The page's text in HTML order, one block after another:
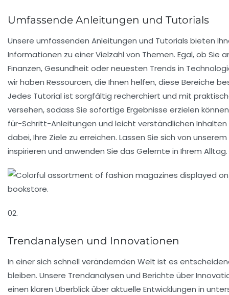
Umfassende Anleitungen und Tutorials
Unsere umfassenden Anleitungen und Tutorials bieten
Informationen zu einer Vielzahl von Themen. Egal, ob Sie
Finanzen, Gesundheit oder neuesten Trends in
wir haben Ressourcen, die Ihnen helfen, diese Bereiche
Jedes Tutorial ist sorgfältig recherchiert und mit
versehen, sodass Sie sofortige Ergebnisse erzielen
für-Schritt-Anleitungen und leicht verständlichen
dabei, Ihre Ziele zu erreichen. Lassen Sie sich von
inspirieren und anwenden Sie das Gelernte in Ihrem Alltag.
02.
Trendanalysen und Innovationen
In einer sich schnell verändernden Welt ist es
bleiben. Unsere Trendanalysen und Berichte über
einen klaren Überblick über aktuelle Entwicklungen in